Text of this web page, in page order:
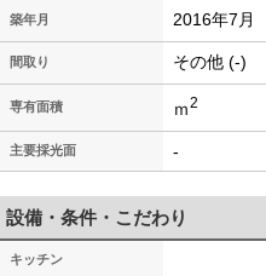
築年月 2016年7月
間取り その他 (-)
専有面積 ｍ2
主要採光面 -
設備・条件・こだわり
キッチン